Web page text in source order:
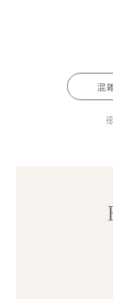
混